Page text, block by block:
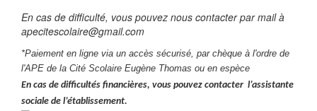
En cas de difficulté, vous pouvez nous contacter par mail à
apecitescolaire@gmail.com
*Paiement en ligne via un accès sécurisé, par chèque à l'ordre de
l'APE de la Cité Scolaire Eugène Thomas ou en espèce
En cas de difficultés financières, vous pouvez contacter l’assistante
sociale de l’établissement.